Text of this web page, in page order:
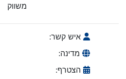
משווק
איש קשר:
מדינה:
הצטרף: